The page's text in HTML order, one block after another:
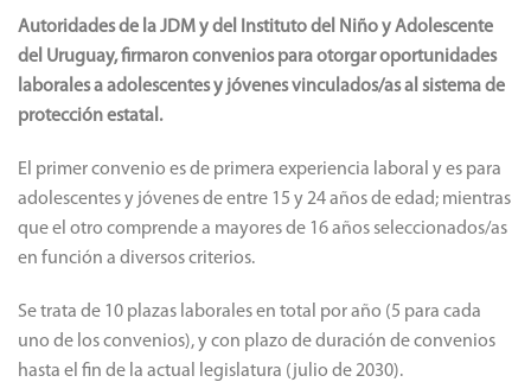
Autoridades de la JDM y del Instituto del Niño y Adolescente
del Uruguay, firmaron convenios para otorgar oportunidades
laborales a adolescentes y jóvenes vinculados/as al sistema de
protección estatal.
El primer convenio es de primera experiencia laboral y es para
adolescentes y jóvenes de entre 15 y 24 años de edad; mientras
que el otro comprende a mayores de 16 años seleccionados/as
en función a diversos criterios.
Se trata de 10 plazas laborales en total por año (5 para cada
uno de los convenios), y con plazo de duración de convenios
hasta el fin de la actual legislatura (julio de 2030).